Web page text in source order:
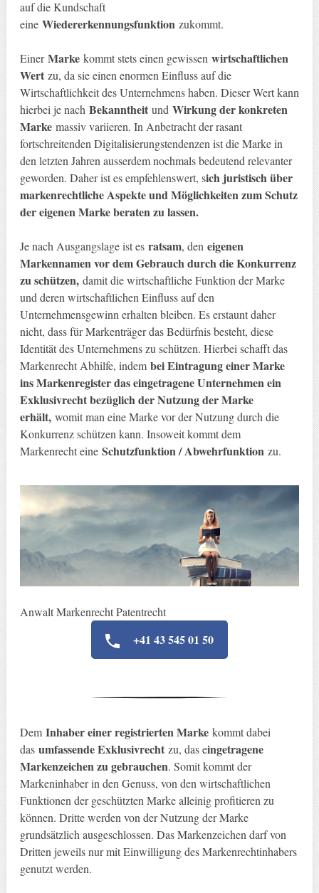
auf die Kundschaft
eine Wiedererkennungsfunktion zukommt.
EinerMarkekommt stets einen gewissen wirtschaftlichen
Wertzu, da sie einen enormen Einfluss auf die
Wirtschaftlichkeit des Unternehmens haben. Dieser Wert kann
hierbei je nach Bekanntheitund Wirkung der konkreten
Marke massiv variieren. In Anbetracht der rasant
fortschreitenden Digitalisierungstendenzen ist die Marke in
den letzten Jahren ausserdem nochmals bedeutend relevanter
geworden. Daher ist es empfehlenswert, sich juristisch über
markenrechtliche Aspekte und Möglichkeiten zum Schutz
der eigenen Marke beraten zu lassen.
Je nach Ausgangslage ist esratsam, den eigenen
Markennamen vor dem Gebrauch durch die Konkurrenz
zu schützen,damit die wirtschaftliche Funktion der Marke
und deren wirtschaftlichen Einfluss auf den
Unternehmensgewinn erhalten bleiben. Es erstaunt daher
nicht, dass für Markenträger das Bedürfnis besteht, diese
Identität des Unternehmens zu schützen. Hierbei schafft das
Markenrecht Abhilfe, indem bei Eintragung einer Marke
ins Markenregister das eingetragene Unternehmen ein
Exklusivrecht bezüglich der Nutzung der Marke
erhält,womit man eine Marke vor der Nutzung durch die
Konkurrenz schützen kann. Insoweit kommt dem
Markenrecht eine Schutzfunktion / Abwehrfunktion zu.
Anwalt Markenrecht Patentrecht
+41 43 545 01 50
Dem Inhaber einer registrierten Markekommt dabei
das umfassende Exklusivrechtzu, das eingetragene
Markenzeichen zu gebrauchen. Somit kommt der
Markeninhaber in den Genuss, von den wirtschaftlichen
Funktionen der geschützten Marke alleinig profitieren zu
können. Dritte werden von der Nutzung der Marke
grundsätzlich ausgeschlossen. Das Markenzeichen darf von
Dritten jeweils nur mit Einwilligung des Markenrechtinhabers
genutzt werden.